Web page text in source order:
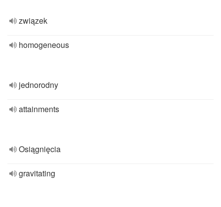
związek
homogeneous
jednorodny
attainments
Osiągnięcia
gravitating